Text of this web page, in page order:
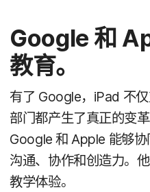
Google和
教育。
有​了 Google， iPad 不
部门​都​产生​了​真正​的​变
Google和 Apple 能够​
沟通、​协作​和​创造力。​
教学​体验。